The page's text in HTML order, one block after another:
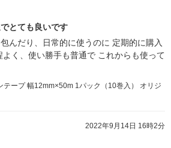
とても良いです
んだり、日常的に使うのに 定期的に購入
よく、使い勝手も普通で これからも使って
テープ 幅12mm×50m 1パック（10巻入） オリジ
2022年9月14日 16時2分